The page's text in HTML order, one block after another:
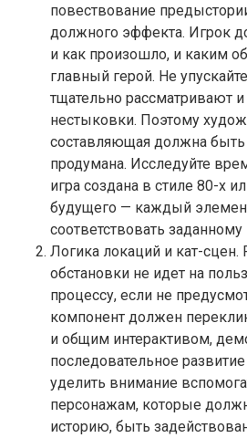
повествование
должного эффекта. Игрок
и как произошло, и каким
главный герой. Не
тщательно рассматривают
нестыковки. Поэтому
составляющая должна быть
продумана. Исследуйте
игра создана в стиле 80-х
будущего — каждый
соответствовать заданному
Логика локаций и кат-сцен.
обстановки не идет на
процессу, если не
компонент должен
и общим интерактивом,
последовательное
уделить внимание
персонажам, которые
историю, быть